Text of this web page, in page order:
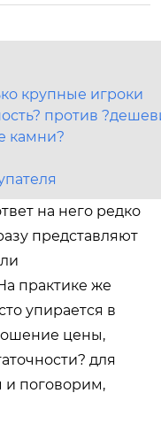
крупные игроки
против
камни?
на него редко
представляют
практике же
упирается в
цены,
для
и поговорим,